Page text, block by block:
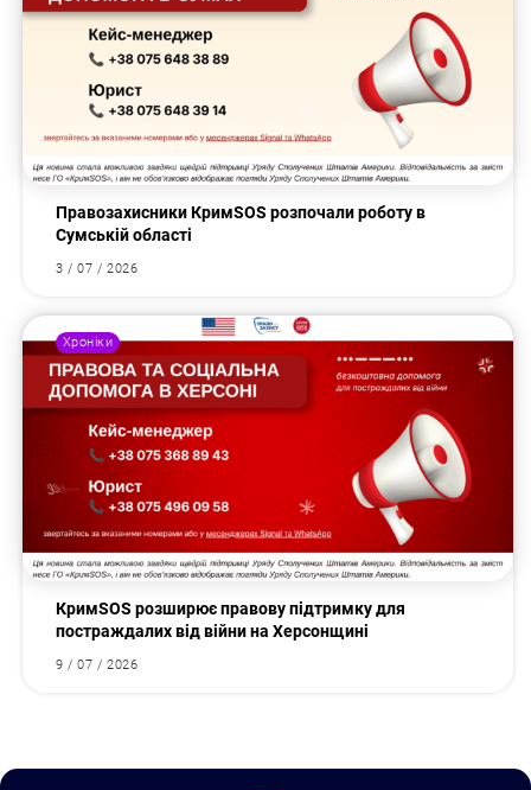
Правозахисники КримSOS розпочали роботу в
Сумській області
3 / 07 / 2026
Хроніки
КримSOS розширює правову підтримку для
постраждалих від війни на Херсонщині
9 / 07 / 2026